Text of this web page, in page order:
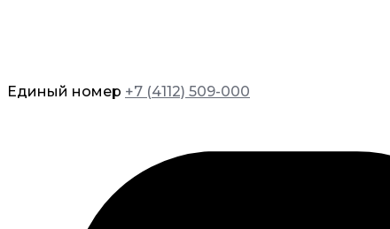
Единый номер +7 (4112) 509-000